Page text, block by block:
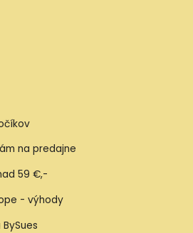
na predajne
59 €,-
- výhody